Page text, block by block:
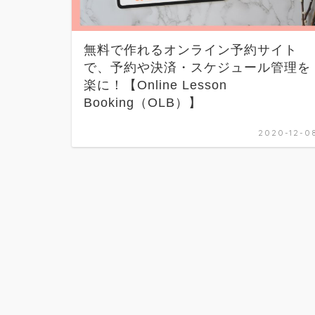
無料で作れるオンライン予約サイト
で、予約や決済・スケジュール管理を
楽に！【Online Lesson
Booking（OLB）】
2020-12-